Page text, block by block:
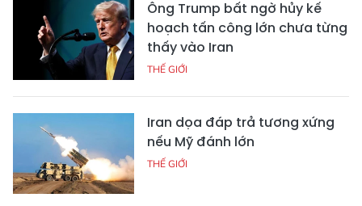
Ông Trump bất ngờ hủy kế
hoạch tấn công lớn chưa từng
thấy vào Iran
THẾ GIỚI
Iran dọa đáp trả tương xứng
nếu Mỹ đánh lớn
THẾ GIỚI